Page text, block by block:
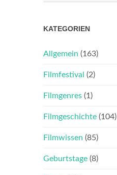
KATEGORIEN
Allgemein (163)
Filmfestival (2)
Filmgenres (1)
Filmgeschichte (104)
Filmwissen (85)
Geburtstage (8)